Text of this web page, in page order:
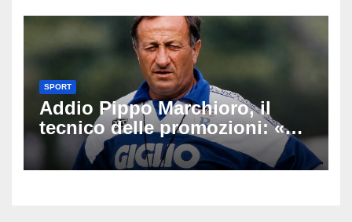
SPORT
Addio Pippo Marchioro, il
tecnico delle promozioni: «Ha
scritto pagine indimenticabili
del nostro calcio»